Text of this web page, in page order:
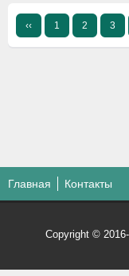
‹‹ 1 2 3
Главная Контакты
Copyright ©